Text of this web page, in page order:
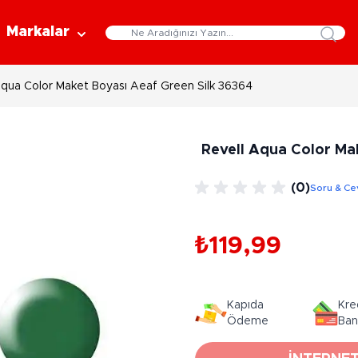
Eğitici Oyuncaklar
Arkadaş - Aile Kutu Oyunları
Çocuk Kutu Oyunları
Bebekler
Et Bebekler
Fonksiyonlu Bebekler
Oyuncak Bebek Aksesuarları
Aksesuar
6-9 Yaş
Markalar
Color Maket Boyası Aeaf Green Silk 36364
Revell Aqua Color
(0)Soru &
₺119,99
Kapıda
Ödeme